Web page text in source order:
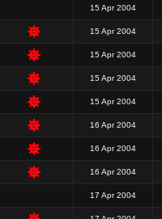
15 Apr 2004
15 Apr 2004
15 Apr 2004
15 Apr 2004
15 Apr 2004
16 Apr 2004
16 Apr 2004
16 Apr 2004
17 Apr 2004